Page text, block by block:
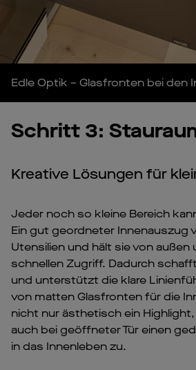
Edle Optik – Glasfronten bei den
Schritt 3:
Kreative Lösungen für
Jeder noch so kleine Bereich
Ein gut geordneter Innenauszug
Utensilien und hält sie von außen
schnellen Zugriff. Dadurch
und unterstützt die klare
von matten Glasfronten für die
nicht nur ästhetisch ein
auch bei geöffneter Tür einen
in das Innenleben zu.